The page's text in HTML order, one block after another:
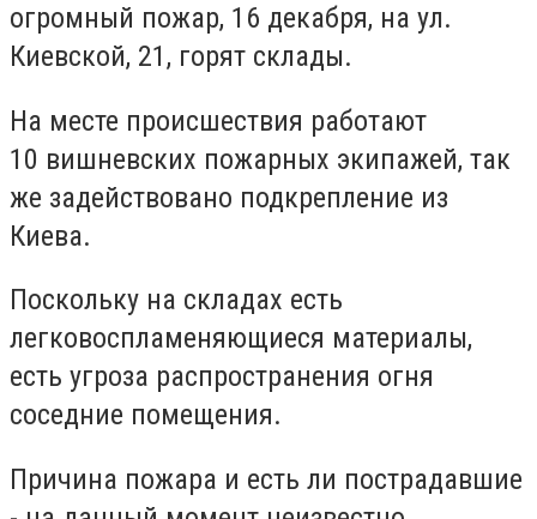
огромный пожар, 16 декабря, на ул.
Киевской, 21, горят склады.
На месте происшествия работают
10 вишневских пожарных экипажей, так
же задействовано подкрепление из
Киева.
Поскольку на складах есть
легковоспламеняющиеся материалы,
есть угроза распространения огня
соседние помещения.
Причина пожара и есть ли пострадавшие